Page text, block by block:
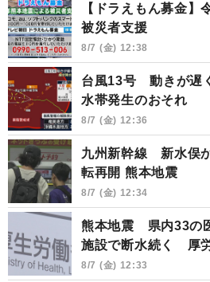
【ドラえもん募金】
被災者支援
8/7 (金) 12:38
台風13号 動きが遅
水帯発生のおそれ
8/7 (金) 12:36
九州新幹線 新水俣
転再開 熊本地震
8/7 (金) 12:34
熊本地震 県内33の
施設で断水続く 厚
8/7 (金) 12:33